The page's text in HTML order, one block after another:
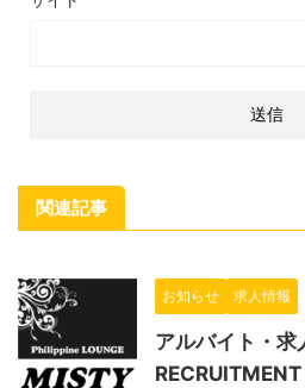
関連記事
お知らせ 求人情報
アルバイト・求
RECRUITMENT